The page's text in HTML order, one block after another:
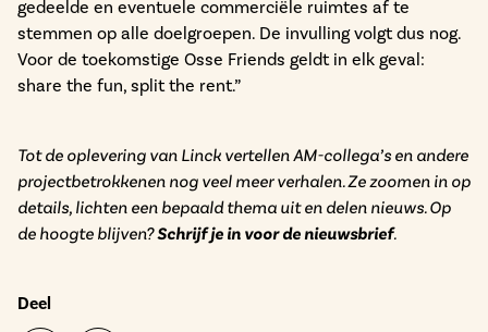
gedeelde en eventuele commerciële ruimtes af te
stemmen op alle doelgroepen. De invulling volgt dus nog.
Voor de toekomstige Osse Friends geldt in elk geval:
share the fun, split the rent.”
Tot de oplevering van Linck vertellen AM-collega’s en andere
projectbetrokkenen nog veel meer verhalen. Ze zoomen in op
details, lichten een bepaald thema uit en delen nieuws. Op
de hoogte blijven?Schrijf je in voor de nieuwsbrief.
Deel